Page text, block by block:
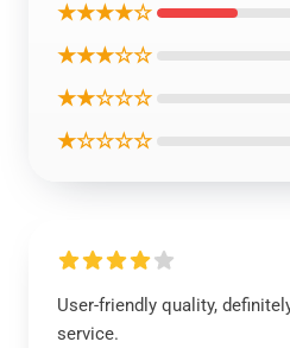
★★★★☆
★★★☆☆
★★☆☆☆
★☆☆☆☆
User-friendly quality,
service.